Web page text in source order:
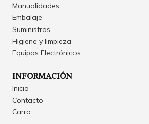
Manualidades
Embalaje
Suministros
Higiene y limpieza
Equipos Electrónicos
INFORMACIÓN
Inicio
Contacto
Carro